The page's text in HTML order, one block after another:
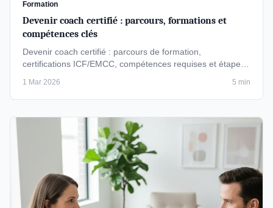
Formation
Devenir coach certifié : parcours, formations et
compétences clés
Devenir coach certifié : parcours de formation,
certifications ICF/EMCC, compétences requises et étapes
1 Mar 2026 5 min